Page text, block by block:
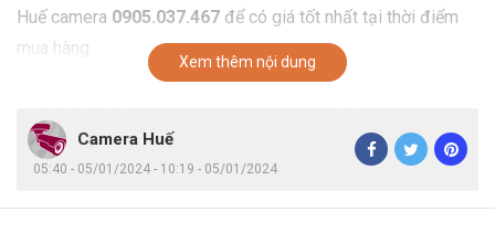
Huế camera 0905.037.467 để có giá tốt nhất tại thời điểm
mua hàng.
Xem thêm nội dung
Camera Huế
05:40 - 05/01/2024 - 10:19 - 05/01/2024